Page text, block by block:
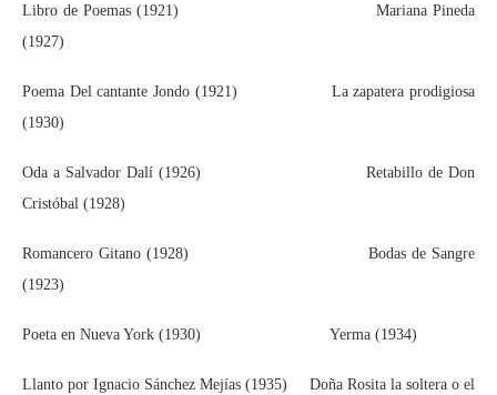
Libro de Poemas (1921) Mariana Pineda
(1927)
Poema Del cantante Jondo (1921) La zapatera prodigiosa
(1930)
Oda a Salvador Dalí (1926) Retabillo de Don
Cristóbal (1928)
Romancero Gitano (1928) Bodas de Sangre
(1923)
Poeta en Nueva York (1930) Yerma (1934)
Llanto por Ignacio Sánchez Mejías (1935) Doña Rosita la soltera o el